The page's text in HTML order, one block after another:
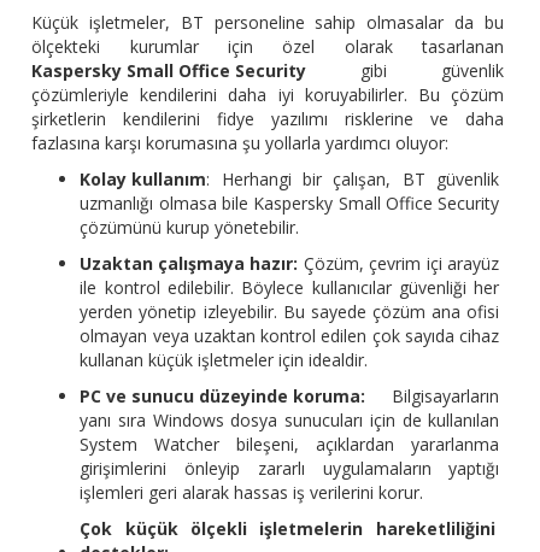
Küçük işletmeler, BT personeline sahip olmasalar da bu
ölçekteki kurumlar için özel olarak tasarlanan
Kaspersky Small Office Security gibi güvenlik
çözümleriyle kendilerini daha iyi koruyabilirler. Bu çözüm
şirketlerin kendilerini fidye yazılımı risklerine ve daha
fazlasına karşı korumasına şu yollarla yardımcı oluyor:
Kolay kullanım: Herhangi bir çalışan, BT güvenlik
uzmanlığı olmasa bile Kaspersky Small Office Security
çözümünü kurup yönetebilir.
Uzaktan çalışmaya hazır: Çözüm, çevrim içi arayüz
ile kontrol edilebilir. Böylece kullanıcılar güvenliği her
yerden yönetip izleyebilir. Bu sayede çözüm ana ofisi
olmayan veya uzaktan kontrol edilen çok sayıda cihaz
kullanan küçük işletmeler için idealdir.
PC ve sunucu düzeyinde koruma: Bilgisayarların
yanı sıra Windows dosya sunucuları için de kullanılan
System Watcher bileşeni, açıklardan yararlanma
girişimlerini önleyip zararlı uygulamaların yaptığı
işlemleri geri alarak hassas iş verilerini korur.
Çok küçük ölçekli işletmelerin hareketliliğini